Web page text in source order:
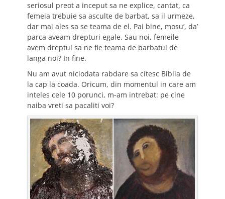
seriosul preot a inceput sa ne explice, cantat, ca
femeia trebuie sa asculte de barbat, sa il urmeze,
dar mai ales sa se teama de el. Pai bine, mosu’, da’
parca aveam drepturi egale. Sau noi, femeile
avem dreptul sa ne fie teama de barbatul de
langa noi? In fine.
Nu am avut niciodata rabdare sa citesc Biblia de
la cap la coada. Oricum, din momentul in care am
inteles cele 10 porunci, m-am intrebat: pe cine
naiba vreti sa pacaliti voi?